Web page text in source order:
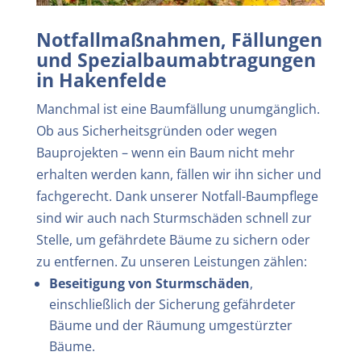
Notfallmaßnahmen, Fällungen
und Spezialbaumabtragungen
in Hakenfelde
Manchmal ist eine Baumfällung unumgänglich.
Ob aus Sicherheitsgründen oder wegen
Bauprojekten – wenn ein Baum nicht mehr
erhalten werden kann, fällen wir ihn sicher und
fachgerecht. Dank unserer Notfall-Baumpflege
sind wir auch nach Sturmschäden schnell zur
Stelle, um gefährdete Bäume zu sichern oder
zu entfernen. Zu unseren Leistungen zählen:
Beseitigung von Sturmschäden,
einschließlich der Sicherung gefährdeter
Bäume und der Räumung umgestürzter
Bäume.